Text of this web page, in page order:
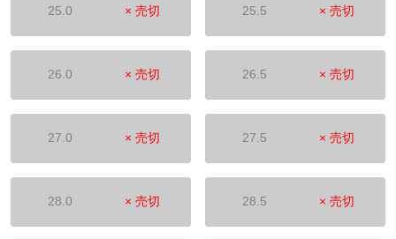
25.0 × 売切 25.5 × 売切
26.0 × 売切 26.5 × 売切
27.0 × 売切 27.5 × 売切
28.0 × 売切 28.5 × 売切